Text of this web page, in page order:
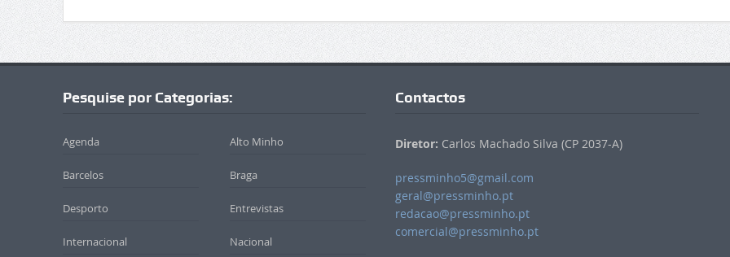
Pesquise por Categorias:
Agenda Alto Minho
Barcelos Braga
Desporto Entrevistas
Internacional Nacional
Contactos
Diretor: Carlos Machado Silva (CP 2037-A)
pressminho5@gmail.com
geral@pressminho.pt
redacao@pressminho.pt
comercial@pressminho.pt